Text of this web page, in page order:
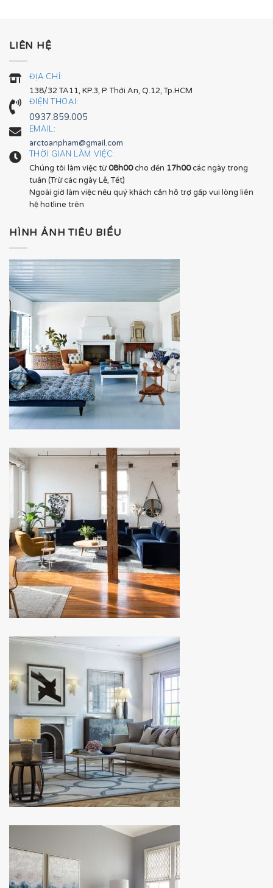
LIÊN HỆ
ĐỊA CHỈ:
138/32 TA11, KP.3, P. Thới An, Q.12, Tp.HCM
ĐIỆN THOẠI:
0937.859.005
EMAIL:
arctoanpham@gmail.com
THỜI GIAN LÀM VIỆC:
Chúng tôi làm việc từ08h00cho đến 17h00các ngày trong
tuần (Trừ các ngày Lễ, Tết)
Ngoài giờ làm việc nếu quý khách cần hỗ trợ gấp vui lòng liên
hệ hotline trên
HÌNH ẢNH TIÊU BIỂU